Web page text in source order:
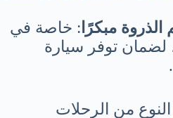
مبكرًا : خاصة في
لضمان توفر سيارة
من الرحلات